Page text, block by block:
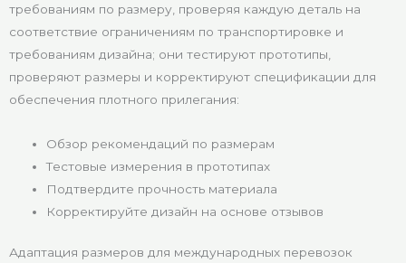
требованиям по размеру, проверяя каждую деталь на
соответствие ограничениям по транспортировке и
требованиям дизайна; они тестируют прототипы,
проверяют размеры и корректируют спецификации для
обеспечения плотного прилегания:
Обзор рекомендаций по размерам
Тестовые измерения в прототипах
Подтвердите прочность материала
Корректируйте дизайн на основе отзывов
Адаптация размеров для международных перевозок